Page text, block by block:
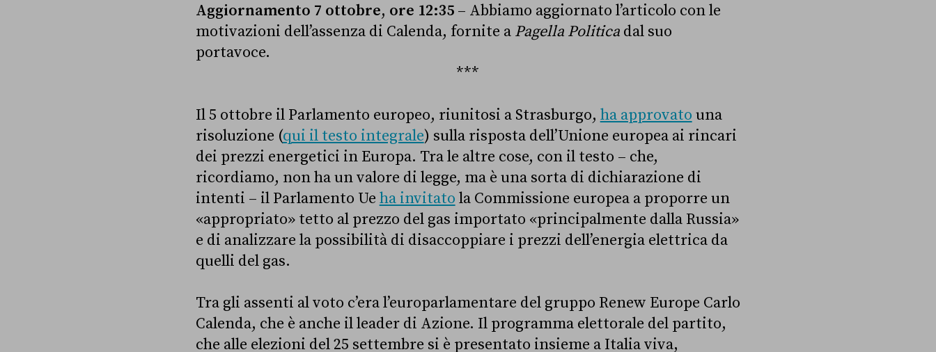
Aggiornamento 7 ottobre, ore 12:35 – Abbiamo aggiornato l’articolo con le
motivazioni dell’assenza di Calenda, fornite a Pagella Politica dal suo
portavoce.
***
Il 5 ottobre il Parlamento europeo, riunitosi a Strasburgo, ha approvato una
risoluzione (qui il testo integrale) sulla risposta dell’Unione europea ai rincari
dei prezzi energetici in Europa. Tra le altre cose, con il testo – che,
ricordiamo, non ha un valore di legge, ma è una sorta di dichiarazione di
intenti – il Parlamento Ue ha invitato la Commissione europea a proporre un
«appropriato» tetto al prezzo del gas importato «principalmente dalla Russia»
e di analizzare la possibilità di disaccoppiare i prezzi dell’energia elettrica da
quelli del gas.
Tra gli assenti al voto c’era l’europarlamentare del gruppo Renew Europe Carlo
Calenda, che è anche il leader di Azione. Il programma elettorale del partito,
che alle elezioni del 25 settembre si è presentato insieme a Italia viva,